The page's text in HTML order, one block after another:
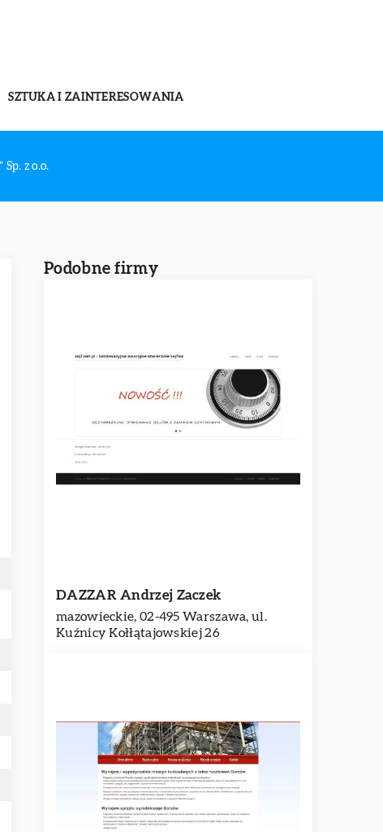
SZTUKA I ZAINTERESOWANIA
Sp. z o.o.
Podobne firmy
DAZZAR Andrzej Zaczek
mazowieckie, 02-495 Warszawa, ul.
Kuźnicy Kołłątajowskiej 26